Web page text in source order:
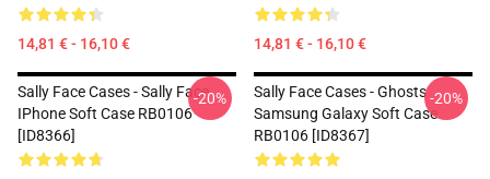
14,81 € - 16,10 € 14,81 € - 16,10 €
Sally Face Cases - Sally Face
IPhone Soft Case RB0106
[ID8366]
-20%
Sally Face Cases - Ghosts
Samsung Galaxy Soft Case
RB0106 [ID8367]
-20%